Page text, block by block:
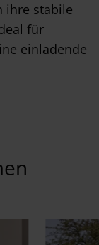
ihre stabile
für
einladende